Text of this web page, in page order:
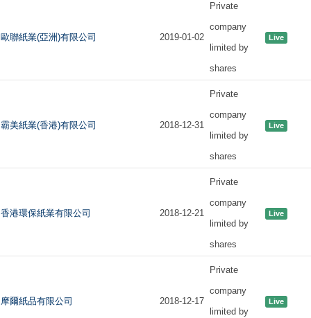
歐聯紙業(亞洲)有限公司 2019-01-02
Private
company
limited by
shares
Live
霸美紙業(香港)有限公司 2018-12-31
Private
company
limited by
shares
Live
香港環保紙業有限公司 2018-12-21
Private
company
limited by
shares
Live
摩爾紙品有限公司 2018-12-17
Private
company
limited by
Live